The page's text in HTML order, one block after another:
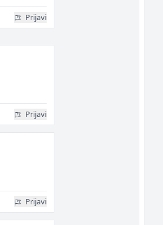
Prijavi
Prijavi
Prijavi